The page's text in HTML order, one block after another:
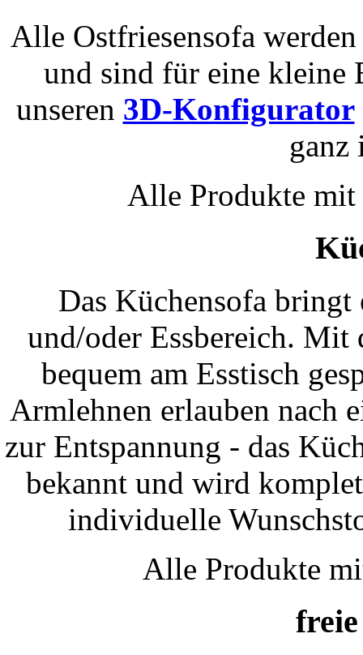
Alle Ostfriesensofa
und sind für eine kleine
unseren 3D-Konfigurator
Alle Produkte mit
Das Küchensofa
und/oder Essbereich. Mit
bequem am Esstisch
Armlehnen erlauben nach
zur Entspannung - das
bekannt und wird
individuelle
Alle Produkte